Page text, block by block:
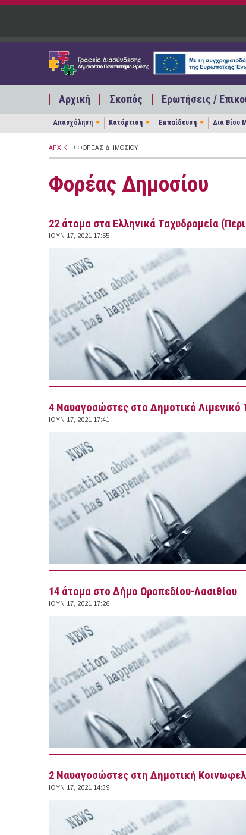
Παράκαμψη προς το κυρίως περιεχόμενο
Αρχική Σκοπός Ερωτήσεις /
Απασχόληση Κατάρτιση Εκπαίδευση Δια Βίου
ΑΡΧΙΚΉ / ΦΟΡΈΑΣ ΔΗΜΟΣΊΟΥ
Φορέας Δημοσίου
22 άτομα στα Ελληνικά Ταχυδρομεία
ΙΟΥΝ 17, 2021 17:55
4 Ναυαγοσώστες στο Δημοτικό
ΙΟΥΝ 17, 2021 17:41
14 άτομα στο Δήμο Οροπεδίου-Λασιθίου
ΙΟΥΝ 17, 2021 17:26
2 Ναυαγοσώστες στη Δημοτική
ΙΟΥΝ 17, 2021 14:39